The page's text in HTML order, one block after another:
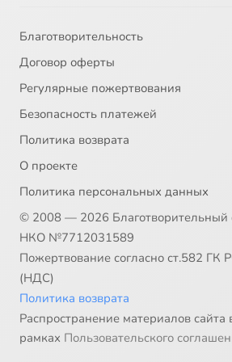
33
35 Смысл религиозных обрядов
Благотворительность
Договор оферты
Регулярные пожертвования
Безопасность платежей
Политика возврата
О проекте
Политика персональных данных
© 2008 — 2026 Благотворительный
НКО №7712031589
Пожертвование согласно ст.582 ГК
(НДС)
Политика возврата
Распространение материалов сайта
рамках Пользовательского